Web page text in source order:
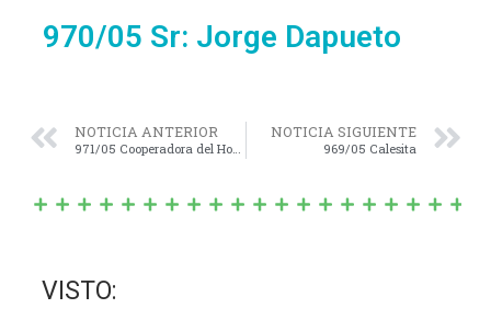
970/05 Sr: Jorge Dapueto
NOTICIA ANTERIOR
971/05 Cooperadora del Hogar de Ancianos
NOTICIA SIGUIENTE
969/05 Calesita
VISTO: